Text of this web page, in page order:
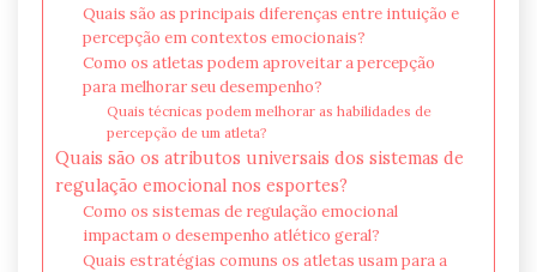
Quais são as principais diferenças entre intuição e
percepção em contextos emocionais?
Como os atletas podem aproveitar a percepção
para melhorar seu desempenho?
Quais técnicas podem melhorar as habilidades de
percepção de um atleta?
Quais são os atributos universais dos sistemas de
regulação emocional nos esportes?
Como os sistemas de regulação emocional
impactam o desempenho atlético geral?
Quais estratégias comuns os atletas usam para a